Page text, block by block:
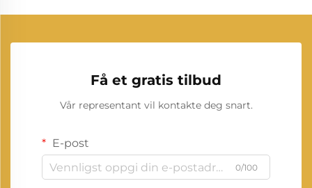
Få et gratis tilbud
Vår representant vil kontakte deg snart.
E-post
0/100